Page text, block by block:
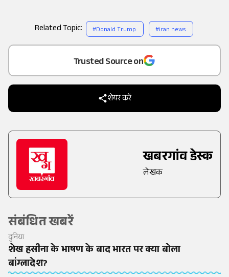
Add
as a
Trusted Source on
शेयर करें
खबरगांव डेस्क
लेखक
संबंधित खबरें
दुनिया
शेख हसीना के भाषण के बाद भारत पर क्या बोला
बांग्लादेश?
Related Topic: #Donald Trump #iran news